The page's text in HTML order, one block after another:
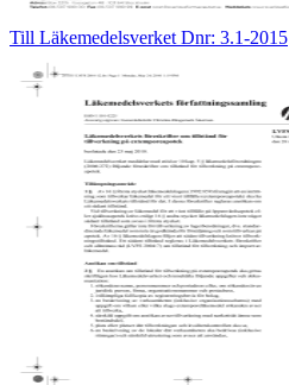
Till Läkemedelsverket Dnr: 3.1-2015